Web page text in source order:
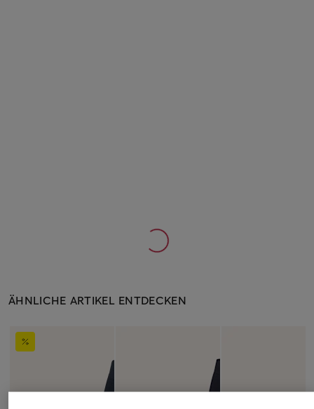
ÄHNLICHE ARTIKEL ENTDECKEN